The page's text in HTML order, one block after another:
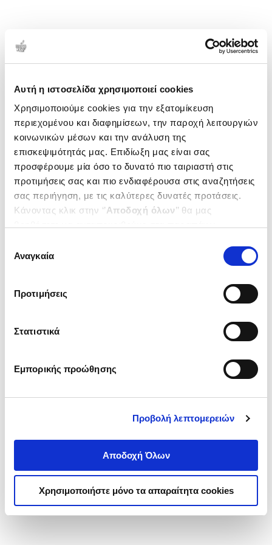
Αυτή η ιστοσελίδα χρησιμοποιεί cookies
Χρησιμοποιούμε cookies για την εξατομίκευση
περιεχομένου και διαφημίσεων, την παροχή λειτουργιών
κοινωνικών μέσων και την ανάλυση της
επισκεψιμότητάς μας. Επιδίωξη μας είναι σας
προσφέρουμε μία όσο το δυνατό πιο ταιριαστή στις
προτιμήσεις σας και πιο ενδιαφέρουσα στις αναζητήσεις
σας περιήγηση, με τις καλύτερες δυνατές προτάσεις.
Κάνοντας κλικ στην ‘’Αποδοχή όλων’’ θα μας
ενδιαφέρουν και να επιλέξετε από τα παρακάτω με την
΄΄και να ενημερωθείτε σχετικά με
συγκατάθεσης
Αναγκαία
Προτιμήσεις
Στατιστικά
Εμπορικής προώθησης
Προβολή λεπτομερειών
Αποδοχή Όλων
Χρησιμοποιήστε μόνο τα απαραίτητα cookies